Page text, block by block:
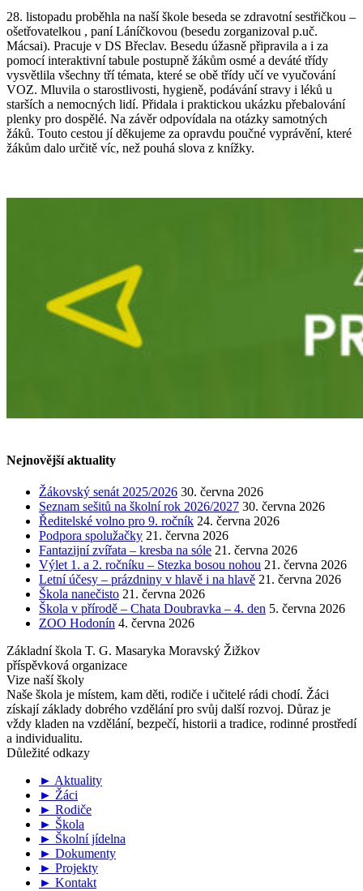
28. listopadu proběhla na naší škole beseda se zdravotní sestřičkou –
ošetřovatelkou , paní Láníčkovou (besedu zorganizoval p.uč.
Mácsai). Pracuje v DS Břeclav. Besedu úžasně připravila a i za
pomocí interaktivní tabule postupně žákům osmé a deváté třídy
vysvětlila všechny tří témata, které se obě třídy učí ve vyučování
VOZ. Mluvila o starostlivosti, hygieně, podávání stravy i léků u
starších a nemocných lidí. Přidala i praktickou ukázku přebalování
plenky pro dospělé. Na závěr odpovídala na otázky samotných
žáků. Touto cestou jí děkujeme za opravdu poučné vyprávění, které
žákům dalo určitě víc, než pouhá slova z knížky.
Nejnovější aktuality
Žákovský senát 2025/2026 30. června 2026
Seznam sešitů na školní rok 2026/2027 30. června 2026
Ředitelské volno pro 9. ročník 24. června 2026
Podpora spolužačky 21. června 2026
Fantazijní zvířata – kresba na sóle 21. června 2026
Výlet 1. a 2. ročníku – Stezka bosou nohou 21. června 2026
Letní účesy – prázdniny v hlavě i na hlavě 21. června 2026
Škola nanečisto 21. června 2026
Škola v přírodě – Chata Doubravka – 4. den 5. června 2026
ZOO Hodonín 4. června 2026
Základní škola T. G. Masaryka Moravský Žižkov
příspěvková organizace
Vize naší školy
Naše škola je místem, kam děti, rodiče i učitelé rádi chodí. Žáci
získají základy dobrého vzdělání pro svůj další rozvoj. Důraz je
vždy kladen na vzdělání, bezpečí, historii a tradice, rodinné prostředí
a individualitu.
Důležité odkazy
► Aktuality
► Žáci
► Rodiče
► Škola
► Školní jídelna
► Dokumenty
► Projekty
► Kontakt